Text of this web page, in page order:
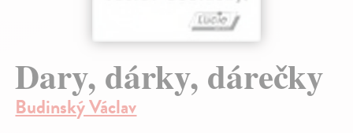
Dary, dárky, dárečky
Budinský Václav